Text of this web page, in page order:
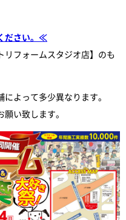
ださい。≪
フォームスタジオ店】のも
よって多少異なります。
い致します。